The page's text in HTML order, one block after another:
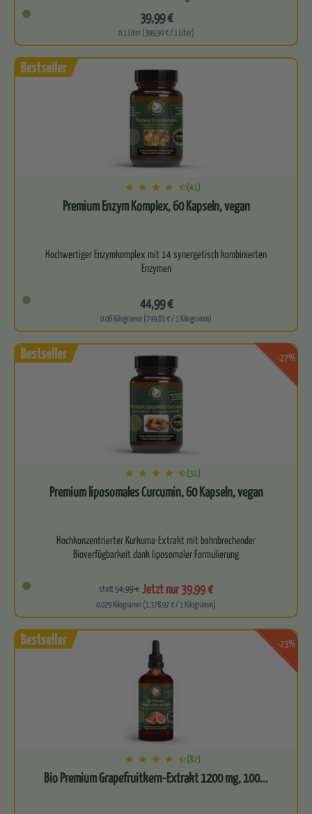
Sehr gut für deine Darmflora
39,99 €
0.1 Liter (399,90 € / 1 Liter)
(41)
Premium Enzym Komplex, 60 Kapseln, vegan
Hochwertiger Enzymkomplex mit 14 synergetisch kombinierten
Enzymen
44,99 €
0.06 Kilogramm (749,83 € / 1 Kilogramm)
-27%
(31)
Premium liposomales Curcumin, 60 Kapseln, vegan
Hochkonzentrierter Kurkuma-Extrakt mit bahnbrechender
Bioverfügbarkeit dank liposomaler Formulierung
Kraftvolle…
statt54,99 € Jetzt nur 39,99 €
0.029 Kilogramm (1.378,97 € / 1 Kilogramm)
-23%
(82)
Bio Premium Grapefruitkern-Extrakt 1200 mg, 100...